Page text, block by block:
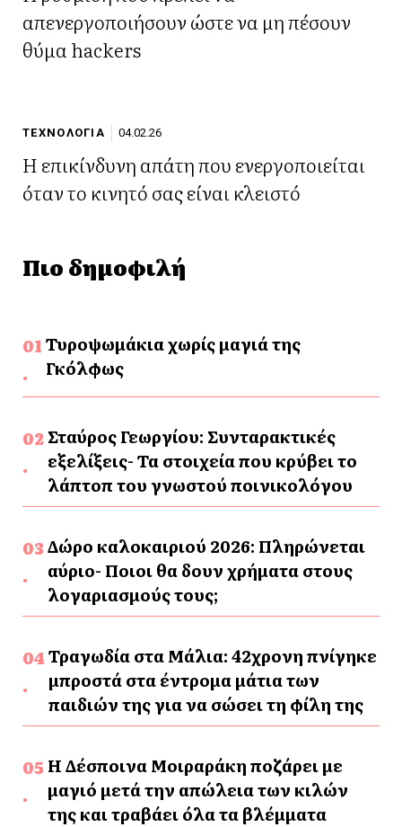
απενεργοποιήσουν ώστε να μη πέσουν
θύμα hackers
ΤΕΧΝΟΛΟΓΙΑ 04.02.26
Η επικίνδυνη απάτη που ενεργοποιείται
όταν το κινητό σας είναι κλειστό
Πιο δημοφιλή
Τυροψωμάκια χωρίς μαγιά της
Γκόλφως
Σταύρος Γεωργίου: Συνταρακτικές
εξελίξεις- Τα στοιχεία που κρύβει το
λάπτοπ του γνωστού ποινικολόγου
Δώρο καλοκαιριού 2026: Πληρώνεται
αύριο- Ποιοι θα δουν χρήματα στους
λογαριασμούς τους;
Τραγωδία στα Μάλια: 42χρονη πνίγηκε
μπροστά στα έντρομα μάτια των
παιδιών της για να σώσει τη φίλη της
Η Δέσποινα Μοιραράκη ποζάρει με
μαγιό μετά την απώλεια των κιλών
της και τραβάει όλα τα βλέμματα